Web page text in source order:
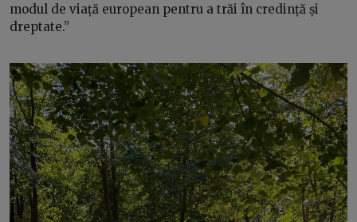
modul de viață european pentru a trăi în credință și
dreptate.”